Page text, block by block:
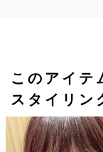
このアイテ
スタイリン